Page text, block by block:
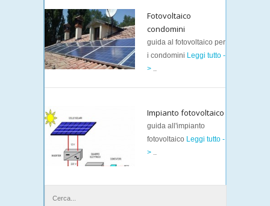
Fotovoltaico
condomini
guida al fotovoltaico per
i condomini Leggi tutto -
> ..
Impianto fotovoltaico
guida all'impianto
fotovoltaico Leggi tutto -
> ..